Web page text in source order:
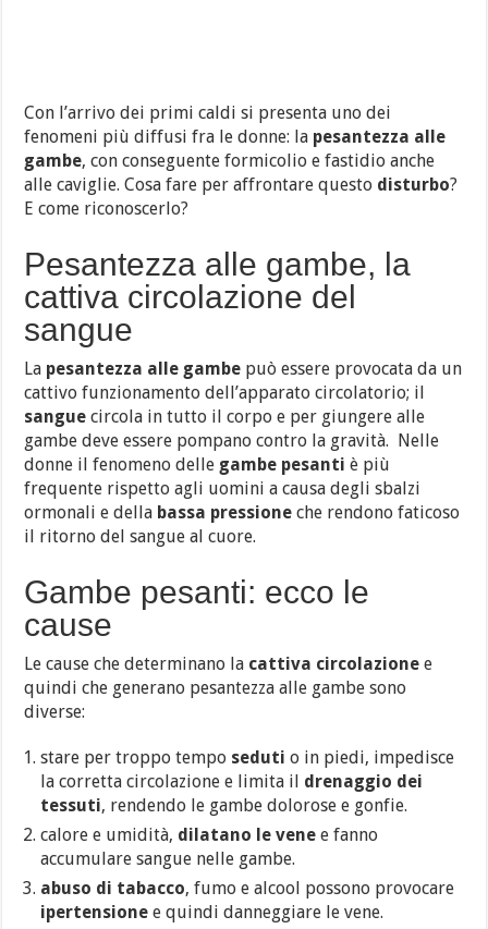
Con l’arrivo dei primi caldi si presenta uno dei
fenomeni più diffusi fra le donne: la pesantezza alle
gambe, con conseguente formicolio e fastidio anche
alle caviglie. Cosa fare per affrontare questo disturbo?
E come riconoscerlo?
Pesantezza alle gambe, la
cattiva circolazione del
sangue
La pesantezza alle gambe può essere provocata da un
cattivo funzionamento dell’apparato circolatorio; il
sangue circola in tutto il corpo e per giungere alle
gambe deve essere pompano contro la gravità. Nelle
donne il fenomeno delle gambe pesanti è più
frequente rispetto agli uomini a causa degli sbalzi
ormonali e della bassa pressione che rendono faticoso
il ritorno del sangue al cuore.
Gambe pesanti: ecco le
cause
Le cause che determinano la cattiva circolazione e
quindi che generano pesantezza alle gambe sono
diverse:
stare per troppo tempo seduti o in piedi, impedisce
la corretta circolazione e limita il drenaggio dei
tessuti, rendendo le gambe dolorose e gonfie.
calore e umidità, dilatano le vene e fanno
accumulare sangue nelle gambe.
abuso di tabacco, fumo e alcool possono provocare
ipertensione e quindi danneggiare le vene.